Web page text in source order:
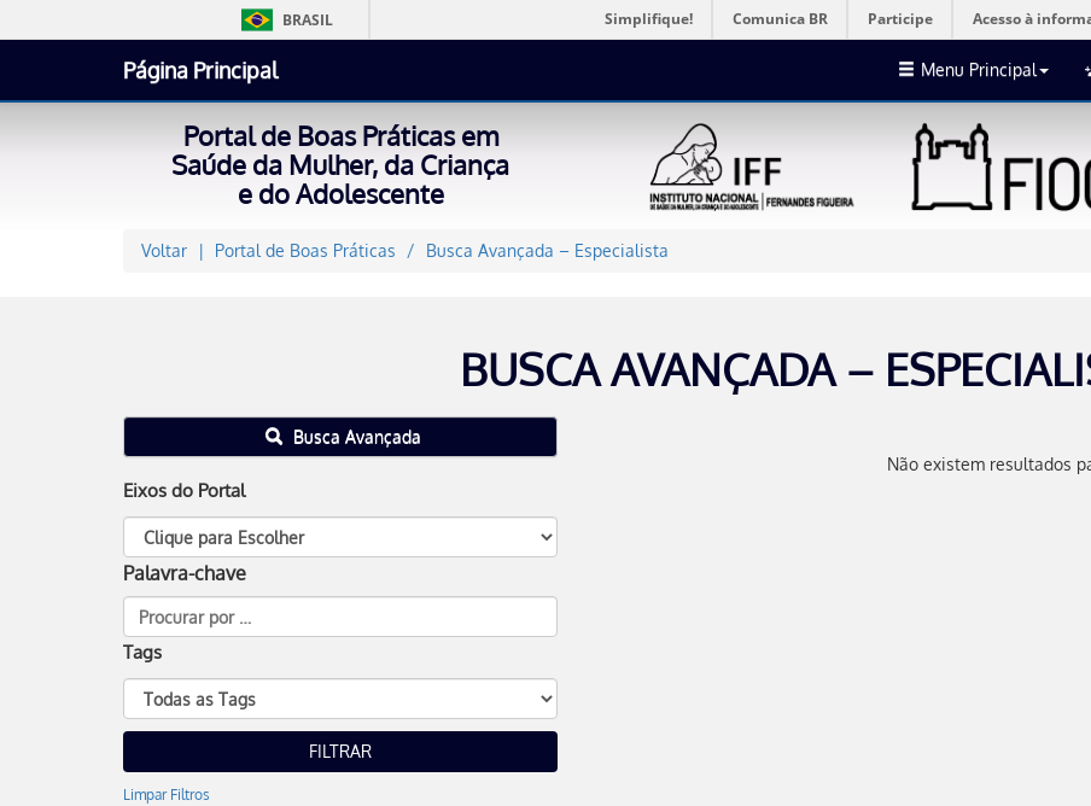
BRASIL Simplifique! Comunica BR Participe Acesso à
Página Principal Menu Principal
Portal de Boas Práticas em
Saúde da Mulher, da Criança
e do Adolescente
Voltar Portal de Boas Práticas Busca Avançada – Especialista
BUSCA AVANÇADA –
Busca Avançada
Eixos do Portal
Palavra-chave
Tags
Limpar Filtros
Não existem resultados